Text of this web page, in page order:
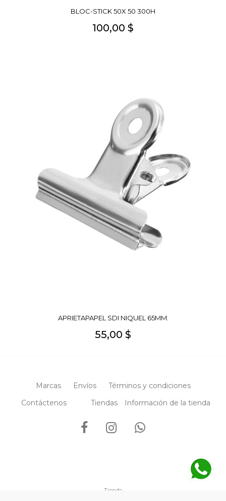
BLOC-STICK 50X 50 300H
100,00 $
APRIETAPAPEL SDI NIQUEL 65MM.
55,00 $
Marcas Envíos
Términos y condiciones
Contáctenos
Tiendas Información de la tienda
Tienda